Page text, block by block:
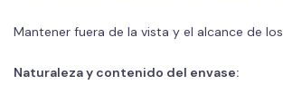
Mantener fuera de la vista y el alcance de
Naturaleza y contenido del envase: